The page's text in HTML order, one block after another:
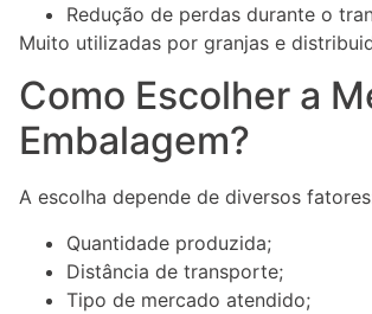
Redução de perdas durante o
Muito utilizadas por granjas e
Como Escolher a
Embalagem?
A escolha depende de diversos
Quantidade produzida;
Distância de transporte;
Tipo de mercado atendido;